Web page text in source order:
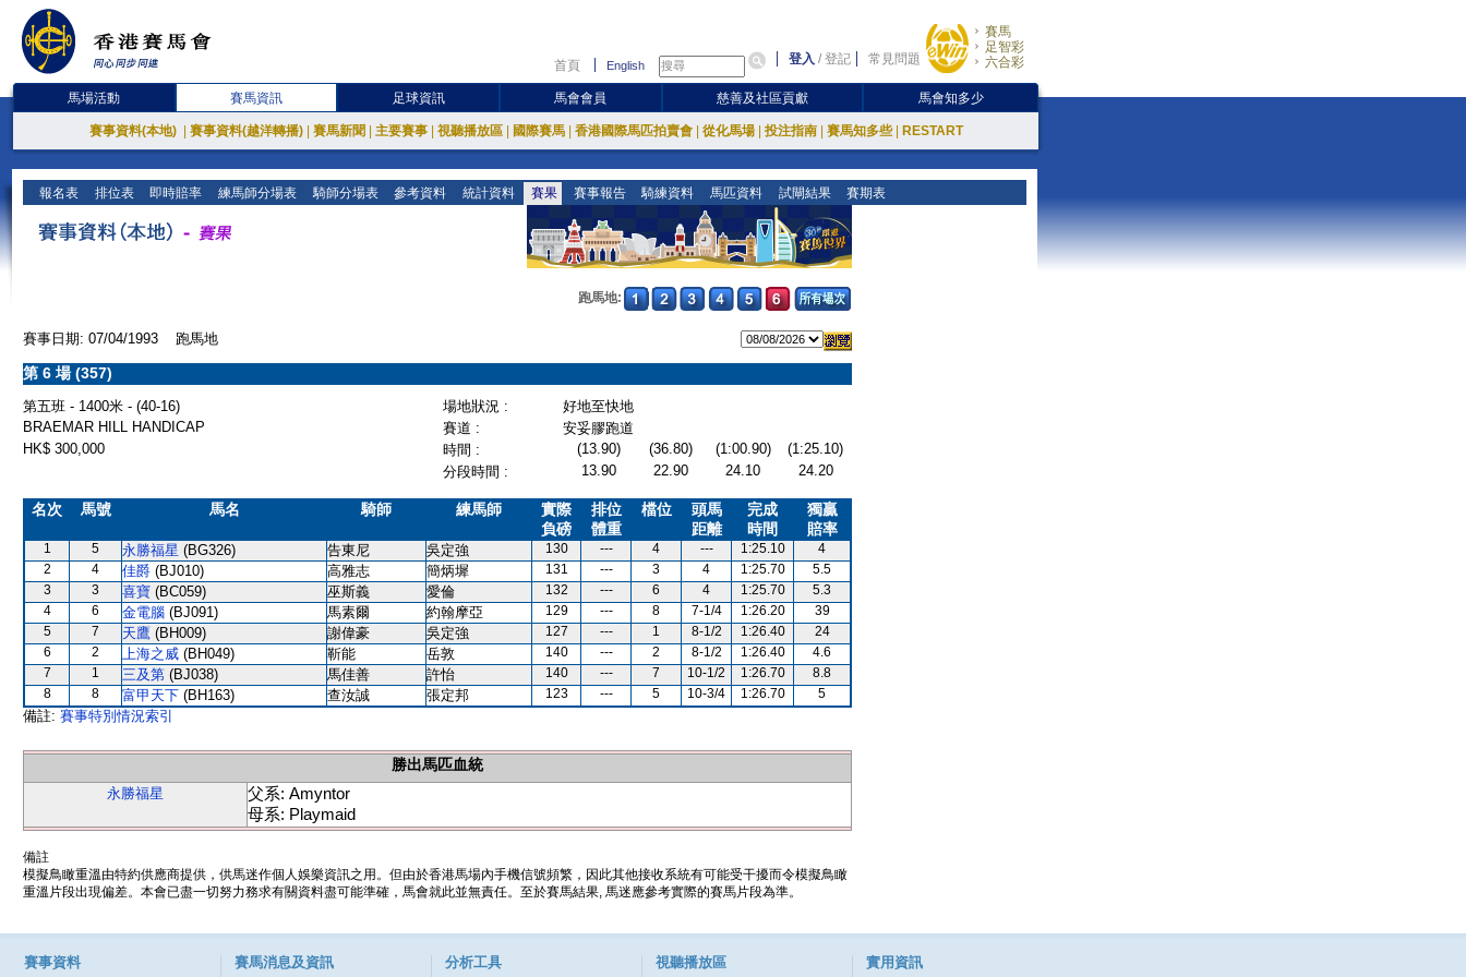
首頁 English 登入 /登記 常見問題
賽馬
足智彩
六合彩
馬場活動 賽馬資訊 足球資訊 馬會會員 慈善及社區貢獻 馬會知多少
賽事資料(本地) 賽事資料(越洋轉播) 賽馬新聞 主要賽事 視聽播放區 國際賽馬 香港國際馬匹拍賣會 從化馬場 投注指南 賽馬知多些 RESTART
報名表 排位表 即時賠率 練馬師分場表 騎師分場表 參考資料 統計資料 賽果 賽事報告 騎練資料 馬匹資料 試閘結果 賽期表
跑馬地:
賽事日期: 07/04/1993 跑馬地
第 6 場 (357)
第五班 - 1400米 - (40-16) 場地狀況 :
好地至快地
BRAEMAR HILL HANDICAP
賽道 :
安妥膠跑道
HK$ 300,000
時間 : (13.90) (36.80) (1:00.90)
(1:25.10)
分段時間 :
13.90 22.90 24.10 24.20
名次 馬號 馬名 騎師 練馬師
實際
負磅
排位
體重
檔位
頭馬
距離
完成
時間
獨贏
賠率
1 5 永勝福星 (BG326) 告東尼 吳定強 130 --- 4 --- 1:25.10
4
2
4 佳爵 (BJ010) 高雅志 簡炳墀 131 --- 3 4 1:25.70
5.5
3
3 喜寶 (BC059) 巫斯義 愛倫 132 --- 6 4 1:25.70
5.3
4
6 金電腦 (BJ091) 馬素爾 約翰摩亞 129 --- 8 7-1/4 1:26.20
39
5
7 天鷹 (BH009) 謝偉豪 吳定強 127 --- 1 8-1/2 1:26.40
24
6
2 上海之威 (BH049) 靳能 岳敦 140 --- 2 8-1/2 1:26.40
4.6
7
1 三及第 (BJ038) 馬佳善 許怡 140 --- 7 10-1/2 1:26.70
8.8
8
8 富甲天下 (BH163) 查汝誠 張定邦 123 --- 5 10-3/4 1:26.70 5
備註: 賽事特別情況索引
勝出馬匹血統
永勝福星
父系: Amyntor
母系: Playmaid
備註
模擬鳥瞰重溫由特約供應商提供，供馬迷作個人娛樂資訊之用。但由於香港馬場內手機信號頻繁，因此其他接收系統有可能受干擾而令模擬鳥瞰
重溫片段出現偏差。本會已盡一切努力務求有關資料盡可能準確，馬會就此並無責任。至於賽馬結果, 馬迷應參考實際的賽馬片段為準。
賽事資料 賽馬消息及資訊 分析工具 視聽播放區 實用資訊